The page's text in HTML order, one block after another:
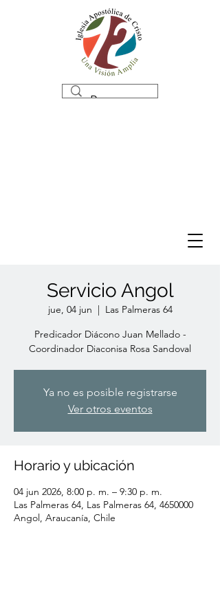
Servicio Angol
jue, 04 jun
  |
Las Palmeras 64
Predicador Diácono Juan Mellado -
Coordinador Diaconisa Rosa Sandoval
Ya no es posible registrarse
Ver otros eventos
Horario y ubicación
04 jun 2026, 8:00 p. m. – 9:30 p. m.
Las Palmeras 64, Las Palmeras 64, 4650000
Angol, Araucanía, Chile